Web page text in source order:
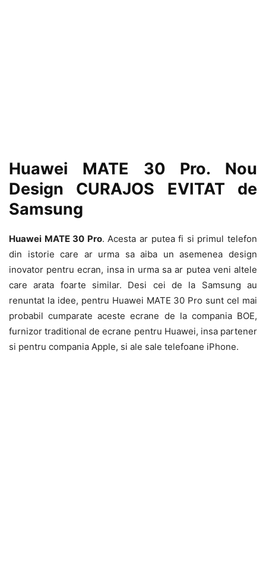
Huawei MATE 30 Pro. Nou
Design CURAJOS EVITAT de
Samsung
Huawei MATE 30 Pro. Acesta ar putea fi si primul telefon
din istorie care ar urma sa aiba un asemenea design
inovator pentru ecran, insa in urma sa ar putea veni altele
care arata foarte similar. Desi cei de la Samsung au
renuntat la idee, pentru Huawei MATE 30 Pro sunt cel mai
probabil cumparate aceste ecrane de la compania BOE,
furnizor traditional de ecrane pentru Huawei, insa partener
si pentru compania Apple, si ale sale telefoane iPhone.